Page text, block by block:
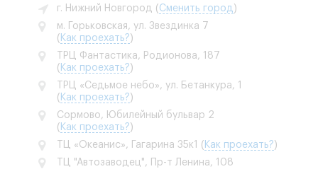
г. Нижний Новгород ( Сменить город )
м. Горьковская, ул. Звездинка 7
( Как проехать? )
ТРЦ Фантастика, Родионова, 187
( Как проехать? )
ТРЦ «Седьмое небо», ул. Бетанкура, 1
( Как проехать? )
Сормово, Юбилейный бульвар 2
( Как проехать? )
ТЦ «Океанис», Гагарина 35к1
( Как проехать? )
ТЦ "Автозаводец", Пр-т Ленина, 108